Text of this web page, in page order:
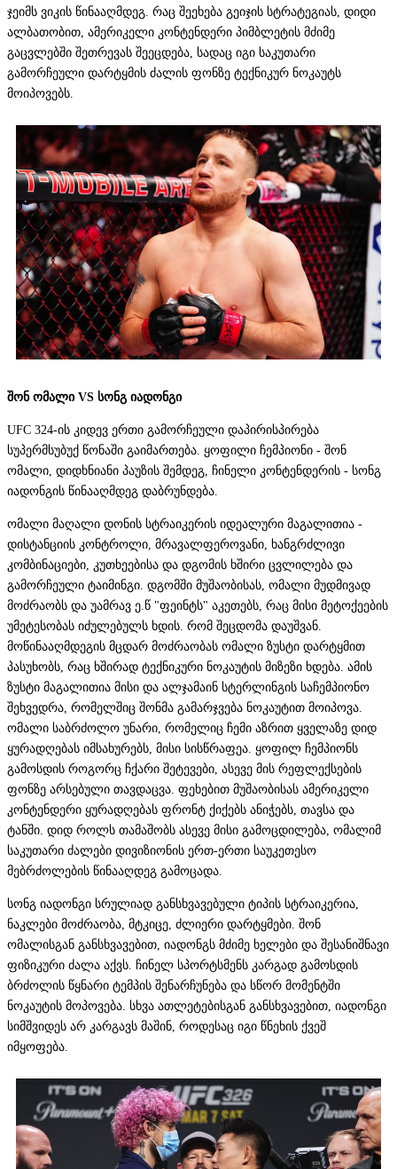
ჯეიმს ვიკის წინააღმდეგ. რაც შეეხება გეიჯის სტრატეგიას, დიდი
ალბათობით, ამერიკელი კონტენდერი პიმბლეტის მძიმე
გაცვლებში შეთრევას შეეცდება, სადაც იგი საკუთარი
გამორჩეული დარტყმის ძალის ფონზე ტექნიკურ ნოკაუტს
მოიპოვებს.
შონ ომალი VS სონგ იადონგი
UFC 324-ის კიდევ ერთი გამორჩეული დაპირისპირება
სუპერმსუბუქ წონაში გაიმართება. ყოფილი ჩემპიონი - შონ
ომალი, დიდხნიანი პაუზის შემდეგ, ჩინელი კონტენდერის - სონგ
იადონგის წინააღმდეგ დაბრუნდება.
ომალი მაღალი დონის სტრაიკერის იდეალური მაგალითია -
დისტანციის კონტროლი, მრავალფეროვანი, ხანგრძლივი
კომბინაციები, კუთხეებისა და დგომის ხშირი ცვლილება და
გამორჩეული ტაიმინგი. დგომში მუშაობისას, ომალი მუდმივად
მოძრაობს და უამრავ ე.წ "ფეინტს" აკეთებს, რაც მისი მეტოქეების
უმეტესობას იძულებულს ხდის. რომ შეცდომა დაუშვან.
მოწინააღმდეგის მცდარ მოძრაობას ომალი ზუსტი დარტყმით
პასუხობს, რაც ხშირად ტექნიკური ნოკაუტის მიზეზი ხდება. ამის
ზუსტი მაგალითია მისი და ალჯამაინ სტერლინგის საჩემპიონო
შეხვედრა, რომელშიც შონმა გამარჯვება ნოკაუტით მოიპოვა.
ომალი საბრძოლო უნარი, რომელიც ჩემი აზრით ყველაზე დიდ
ყურადღებას იმსახურებს, მისი სისწრაფეა. ყოფილ ჩემპიონს
გამოსდის როგორც ჩქარი შეტევები, ასევე მის რეფლექსების
ფონზე არსებული თავდაცვა. ფეხებით მუშაობისას ამერიკელი
კონტენდერი ყურადღებას ფრონტ ქიქებს ანიჭებს, თავსა და
ტანში. დიდ როლს თამაშობს ასევე მისი გამოცდილება, ომალიმ
საკუთარი ძალები დივიზიონის ერთ-ერთი საუკეთესო
მებრძოლების წინააღდეგ გამოცადა.
სონგ იადონგი სრულიად განსხვავებული ტიპის სტრაიკერია,
ნაკლები მოძრაობა, მტკიცე, ძლიერი დარტყმები. შონ
ომალისგან განსხვავებით, იადონგს მძიმე ხელები და შესანიშნავი
ფიზიკური ძალა აქვს. ჩინელ სპორტსმენს კარგად გამოსდის
ბრძოლის წყნარი ტემპის შენარჩუნება და სწორ მომენტში
ნოკაუტის მოპოვება. სხვა ათლეტებისგან განსხვავებით, იადონგი
სიმშვიდეს არ კარგავს მაშინ, როდესაც იგი წნეხის ქვეშ
იმყოფება.